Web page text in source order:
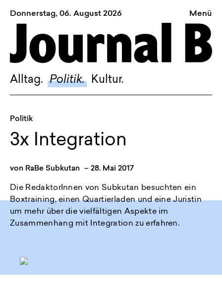
Donnerstag, 06. August 2026
Alltag. Politik. Kultur.
Menü
Sagt, was Bern bewegt
Alltag.
Politik.
Kultur.
Dossier.
INSTAGRAM
FACEBOOK
BLUESKY
Politik
3x Integration
von RaBe Subkutan – 28. Mai 2017
Die RedaktorInnen von Subkutan besuchten ein
Boxtraining, einen Quartierladen und eine Juristin
um mehr über die vielfältigen Aspekte im
Zusammenhang mit Integration zu erfahren.